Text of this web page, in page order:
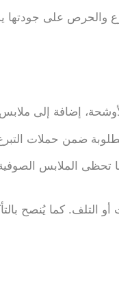
والحرص على
إضافة إلى
ضمن حملات
تحظى الملابس
التلف. كما يُنصح